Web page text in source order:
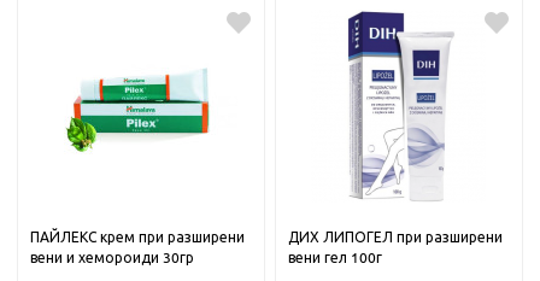
ПАЙЛЕКС крем при разширени
вени и хемороиди 30гр
ДИХ ЛИПОГЕЛ при разширени
вени гел 100г